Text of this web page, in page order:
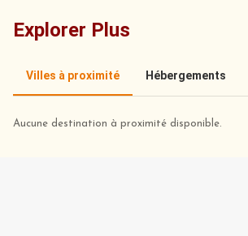
Explorer Plus
Villes à proximité Hébergements
Aucune destination à proximité disponible.